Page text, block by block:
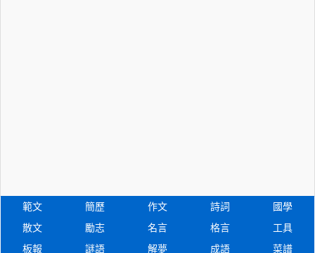
範文 簡歷 作文 詩詞
國學
散文
勵志 名言 格言
工具
板報
謎語 解夢 成語 菜譜